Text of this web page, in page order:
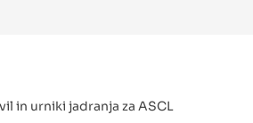
in urniki jadranja za ASCL